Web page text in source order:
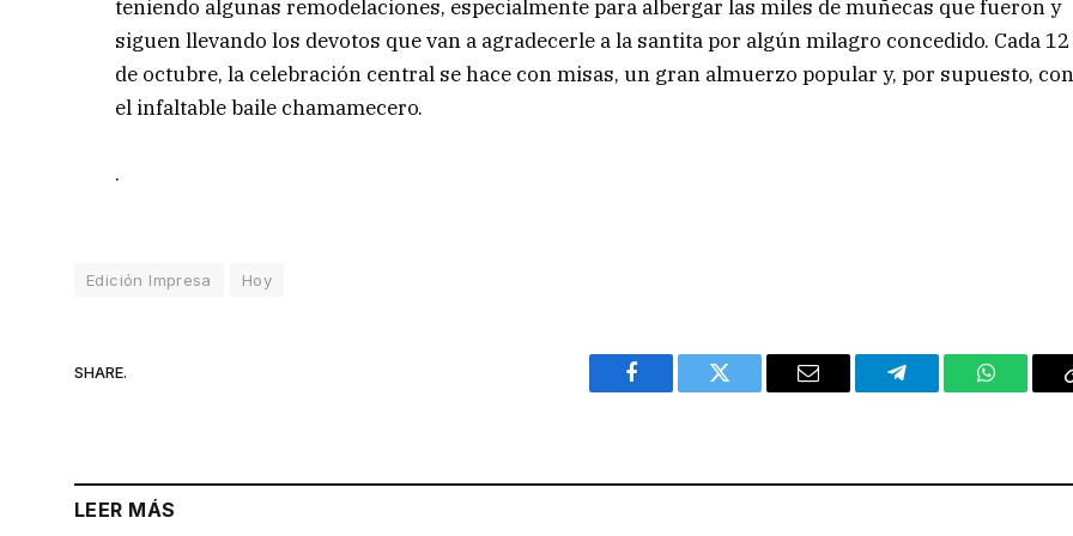
teniendo algunas remodelaciones, especialmente para albergar las miles de muñecas que fueron y
siguen llevando los devotos que van a agradecerle a la santita por algún milagro concedido. Cada 12
de octubre, la celebración central se hace con misas, un gran almuerzo popular y, por supuesto, con
el infaltable baile chamamecero.
.
Edición Impresa Hoy
SHARE.
Facebook Twitter Email Telegram
LEER MÁS